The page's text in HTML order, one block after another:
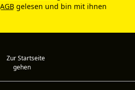
AGB gelesen und bin mit ihnen